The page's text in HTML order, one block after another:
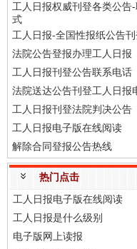
工人日报权威刊登各类公告
式
工人日报-全国性报纸公告刊
法院公告登报办理工人日报
工人日报刊登公告联系电话
法院送达公告刊登工人日报
工人日报刊登法院判决公告
工人日报电子版在线阅读
解除合同登报公告热线
热门点击
工人日报电子版在线阅读
工人日报是什么级别
电子版网上读报